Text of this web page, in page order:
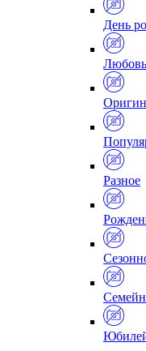
День
Любовь
Разное